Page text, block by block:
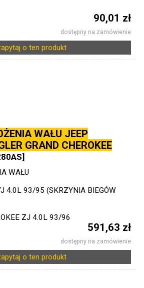
90,01 zł
dostępny na zamówienie
o ten produkt
WAŁU JEEP
GRAND CHEROKEE
WAŁU
4.0L 93/95 (SKRZYNIA BIEGÓW
ZJ 4.0L 93/96
591,63 zł
dostępny na zamówienie
o ten produkt